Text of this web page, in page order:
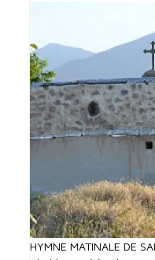
HYMNE MATINALE DE